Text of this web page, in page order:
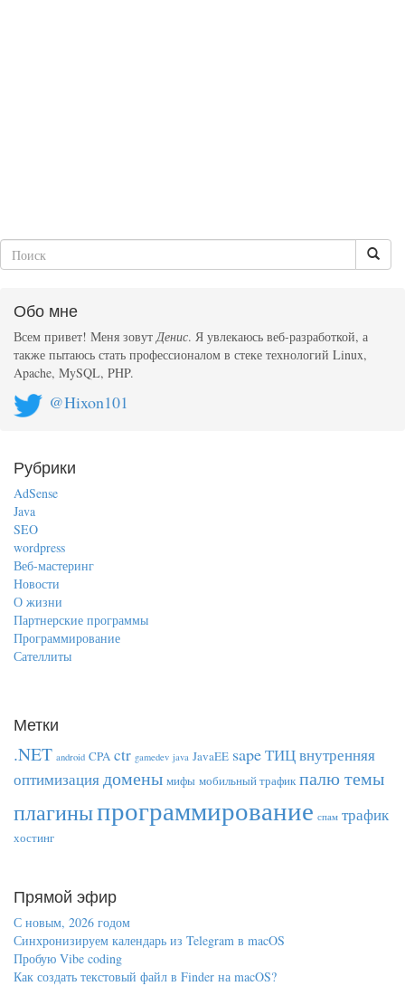
Обо мне
Всем привет! Меня зовутДенис. Я увлекаюсь веб-разработкой, а
также пытаюсь стать профессионалом в стеке технологий Linux,
Apache, MySQL, PHP.
@Hixon101
Рубрики
AdSense
Java
SEO
wordpress
Веб-мастеринг
Новости
О жизни
Партнерские программы
Программирование
Сателлиты
Метки
.NET android CPA ctr gamedev java JavaEE sapeТИЦвнутренняя
оптимизациядомены мифы мобильный трафик палю темы
плагиныпрограммирование спам трафик
хостинг
Прямой эфир
С новым, 2026 годом
Синхронизируем календарь из Telegram в macOS
Пробую Vibe coding
Как создать текстовый файл в Finder на macOS?